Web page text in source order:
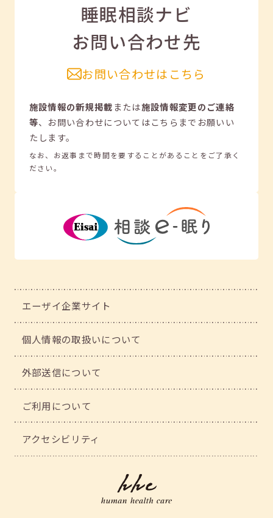
睡眠相談ナビ
お問い合わせ先
お問い合わせはこちら
施設情報の新規掲載または施設情報変更のご連絡
等、 お問い合わせについてはこちらまでお願いい
たします。
なお、お返事まで時間を要することがあることをご了承く
ださい。
エーザイ企業サイト
個人情報の取扱いについて
外部送信について
ご利用について
アクセシビリティ